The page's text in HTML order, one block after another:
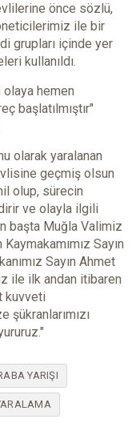
önce sözlü,
ile bir
grupları içinde yer
kullanıldı.
hemen
başlatılmıştır"
olarak yaralanan
geçmiş olsun
olup, sürecin
ve olayla ilgili
başta Muğla Valimiz
Sayın
Sayın Ahmet
ile ilk andan itibaren
kuvveti
şükranlarımızı
YARIŞI